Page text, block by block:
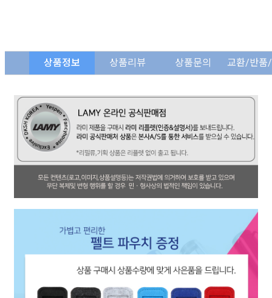
상품정보 상품리뷰 상품문의 교환/반품